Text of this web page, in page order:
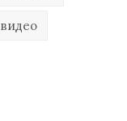
видео